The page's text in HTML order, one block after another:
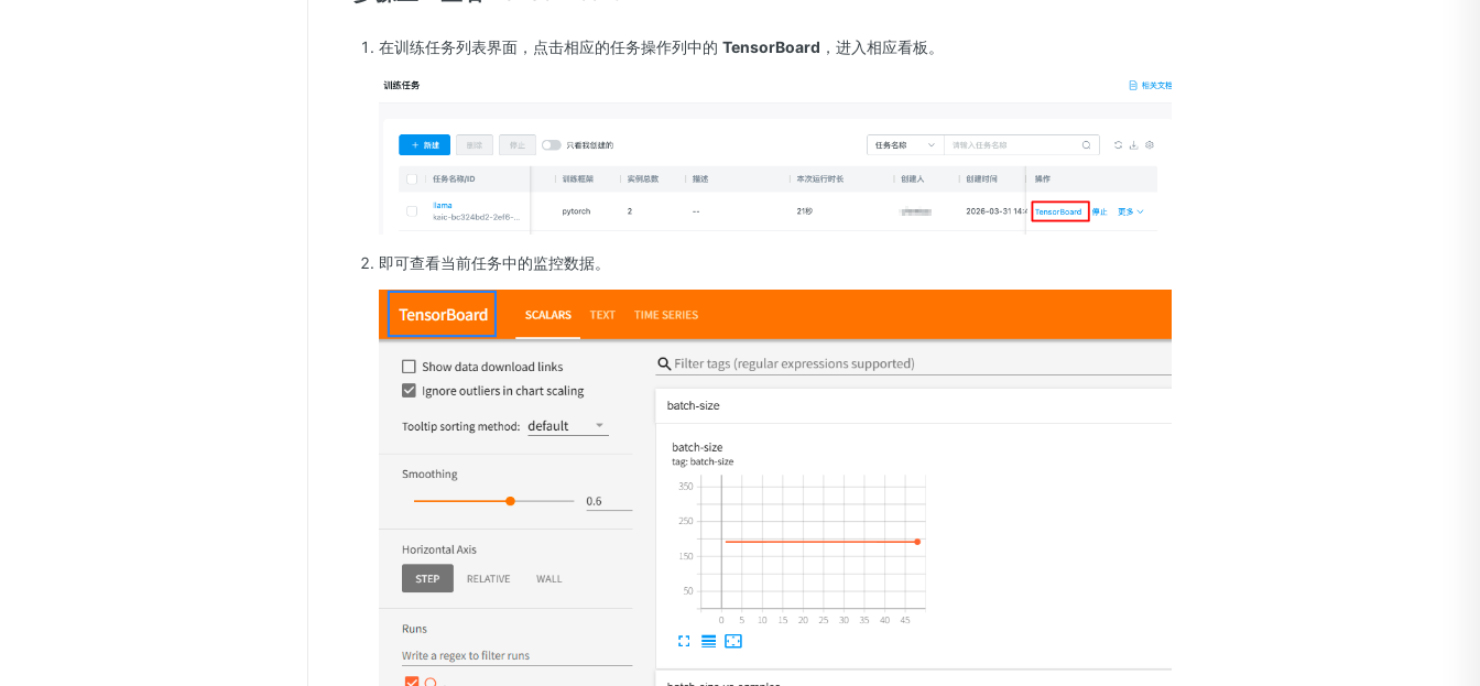
在训练任务列表界面，点击相应的任务操作列中的 TensorBoard ，进入相应看板。
即可查看当前任务中的监控数据。